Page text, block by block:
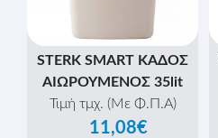
STERK SMART ΚΑΔΟΣ
ΑΙΩΡΟΥΜΕΝΟΣ 35lit
Τιμή τμχ. (Με Φ.Π.Α)
11,08€